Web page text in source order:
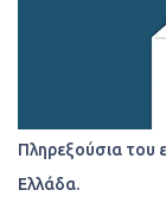
Πληρεξούσια του
Ελλάδα.